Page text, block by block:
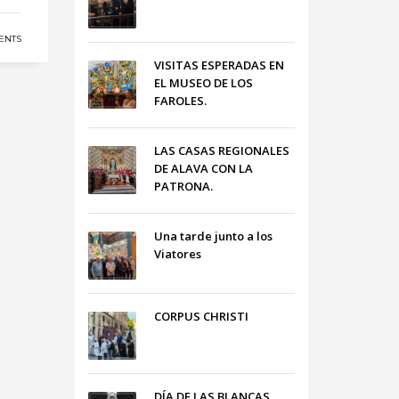
VISITAS ESPERADAS EN
EL MUSEO DE LOS
FAROLES.
LAS CASAS REGIONALES
DE ALAVA CON LA
PATRONA.
Una tarde junto a los
Viatores
CORPUS CHRISTI